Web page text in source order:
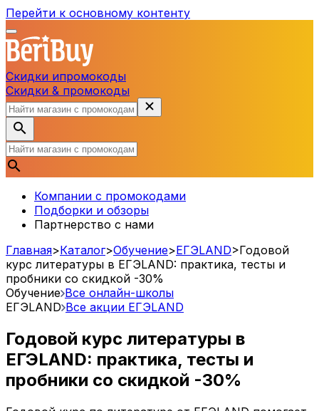
Перейти к основному контенту
Скидки ипромокоды
Скидки & промокоды
Компании с промокодами
Подборки и обзоры
Партнерство с нами
Главная>Каталог>Обучение>ЕГЭLAND>Годовой
курс литературы в ЕГЭLAND: практика, тесты и
пробники со скидкой -30%
Обучение Все онлайн-школы
ЕГЭLAND Все акции ЕГЭLAND
Годовой курс литературы в
ЕГЭLAND: практика, тесты и
пробники со скидкой -30%